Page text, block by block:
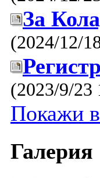
За
(2024/12/
(2023/9/23
Покажи
Галерия